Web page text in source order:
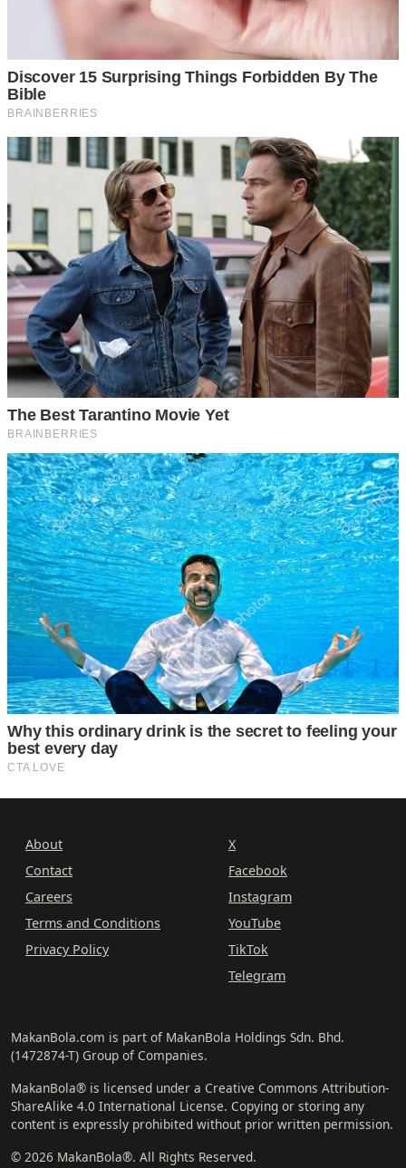
About
Contact
Careers
Terms and Conditions
Privacy Policy
X
Facebook
Instagram
YouTube
TikTok
Telegram
MakanBola.com is part of MakanBola Holdings Sdn. Bhd.
(1472874-T) Group of Companies.
MakanBola® is licensed under a Creative Commons Attribution-
ShareAlike 4.0 International License. Copying or storing any
content is expressly prohibited without prior written permission.
© 2026 MakanBola®. All Rights Reserved.